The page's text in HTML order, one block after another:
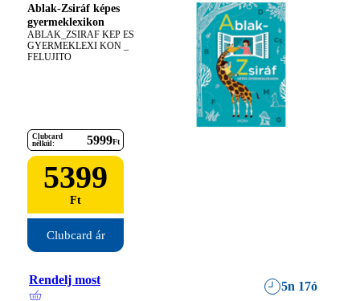
Ablak-Zsiráf képes
gyermeklexikon
ABLAK_ZSIRAF KEP ES
GYERMEKLEXI KON _
FELUJITO
Clubcard
nélkül:
5999Ft
5399
Ft
Clubcard ár
Rendelj most 5n 17ó